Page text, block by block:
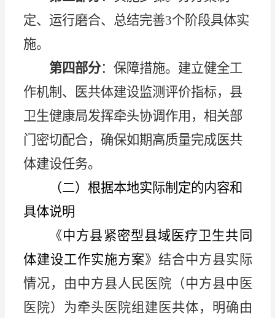
定、运行磨合、总结完善3个阶段具体实
施。
第四部分：保障措施。建立健全工
作机制、医共体建设监测评价指标，县
卫生健康局发挥牵头协调作用，相关部
门密切配合，确保如期高质量完成医共
体建设任务。
（二）根据本地实际制定的内容和
具体说明
《中方县紧密型县域医疗卫生共同
体建设工作实施方案》结合中方县实际
情况，由中方县人民医院（中方县中医
医院）为牵头医院组建医共体，明确由